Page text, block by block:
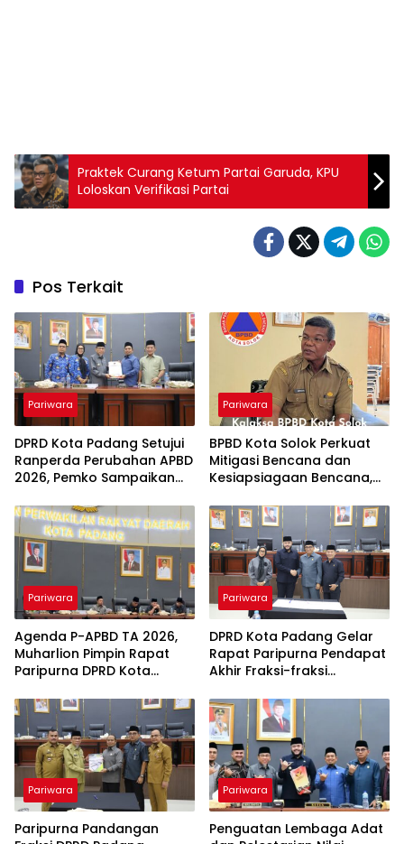
Praktek Curang Ketum Partai Garuda, KPU
Loloskan Verifikasi Partai
Pos Terkait
Pariwara
DPRD Kota Padang Setujui
Ranperda Perubahan APBD
2026, Pemko Sampaikan
Pariwara
BPBD Kota Solok Perkuat
Mitigasi Bencana dan
Kesiapsiagaan Bencana,
Prioritas Wujudkan Kota
Tangguh dan Siaga
Pariwara
Agenda P-APBD TA 2026,
Muharlion Pimpin Rapat
Paripurna DPRD Kota
Pariwara
DPRD Kota Padang Gelar
Rapat Paripurna Pendapat
Akhir Fraksi-fraksi
PPAS TA 2026
Pariwara
Paripurna Pandangan
Pariwara
Penguatan Lembaga Adat